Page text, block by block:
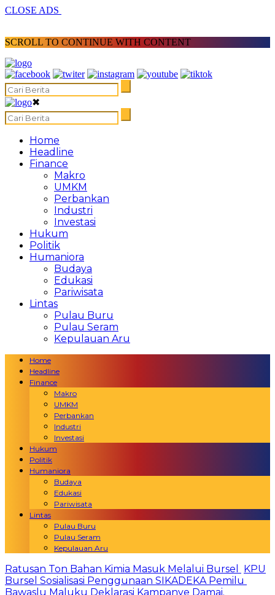
CLOSE ADS
SCROLL TO CONTINUE WITH CONTENT
✖
Home
Headline
Finance
Makro
UMKM
Perbankan
Industri
Investasi
Hukum
Politik
Humaniora
Budaya
Edukasi
Pariwisata
Lintas
Pulau Buru
Pulau Seram
Kepulauan Aru
Home
Headline
Finance
Makro
UMKM
Perbankan
Industri
Investasi
Hukum
Politik
Humaniora
Budaya
Edukasi
Pariwisata
Lintas
Pulau Buru
Pulau Seram
Kepulauan Aru
Ratusan Ton Bahan Kimia Masuk Melalui Bursel
KPU
Bursel Sosialisasi Penggunaan SIKADEKA Pemilu
Bawaslu Maluku Deklarasi Kampanye Damai.